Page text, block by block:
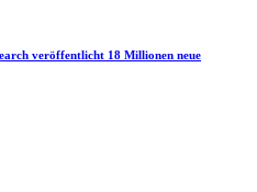
veröffentlicht 18 Millionen neue